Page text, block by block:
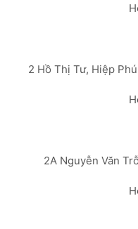
2 Hồ Thị Tư, Hiệp
2A Nguyễn Văn